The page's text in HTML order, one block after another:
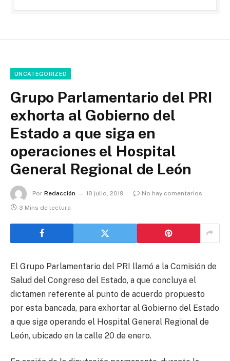
UNCATEGORIZED
Grupo Parlamentario del PRI
exhorta al Gobierno del
Estado a que siga en
operaciones el Hospital
General Regional de León
Por Redacción 18 julio, 2019
No hay comentarios
3 Mins de lectura
El Grupo Parlamentario del PRI llamó a la Comisión de
Salud del Congreso del Estado, a que concluya el
dictamen referente al punto de acuerdo propuesto
por esta bancada, para exhortar al Gobierno del Estado
a que siga operando el Hospital General Regional de
León, ubicado en la calle 20 de enero.